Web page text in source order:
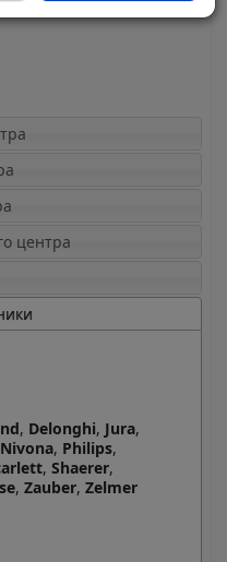
центра
, Delonghi, Jura,
Nivona, Philips,
, Shaerer,
, Zauber, Zelmer